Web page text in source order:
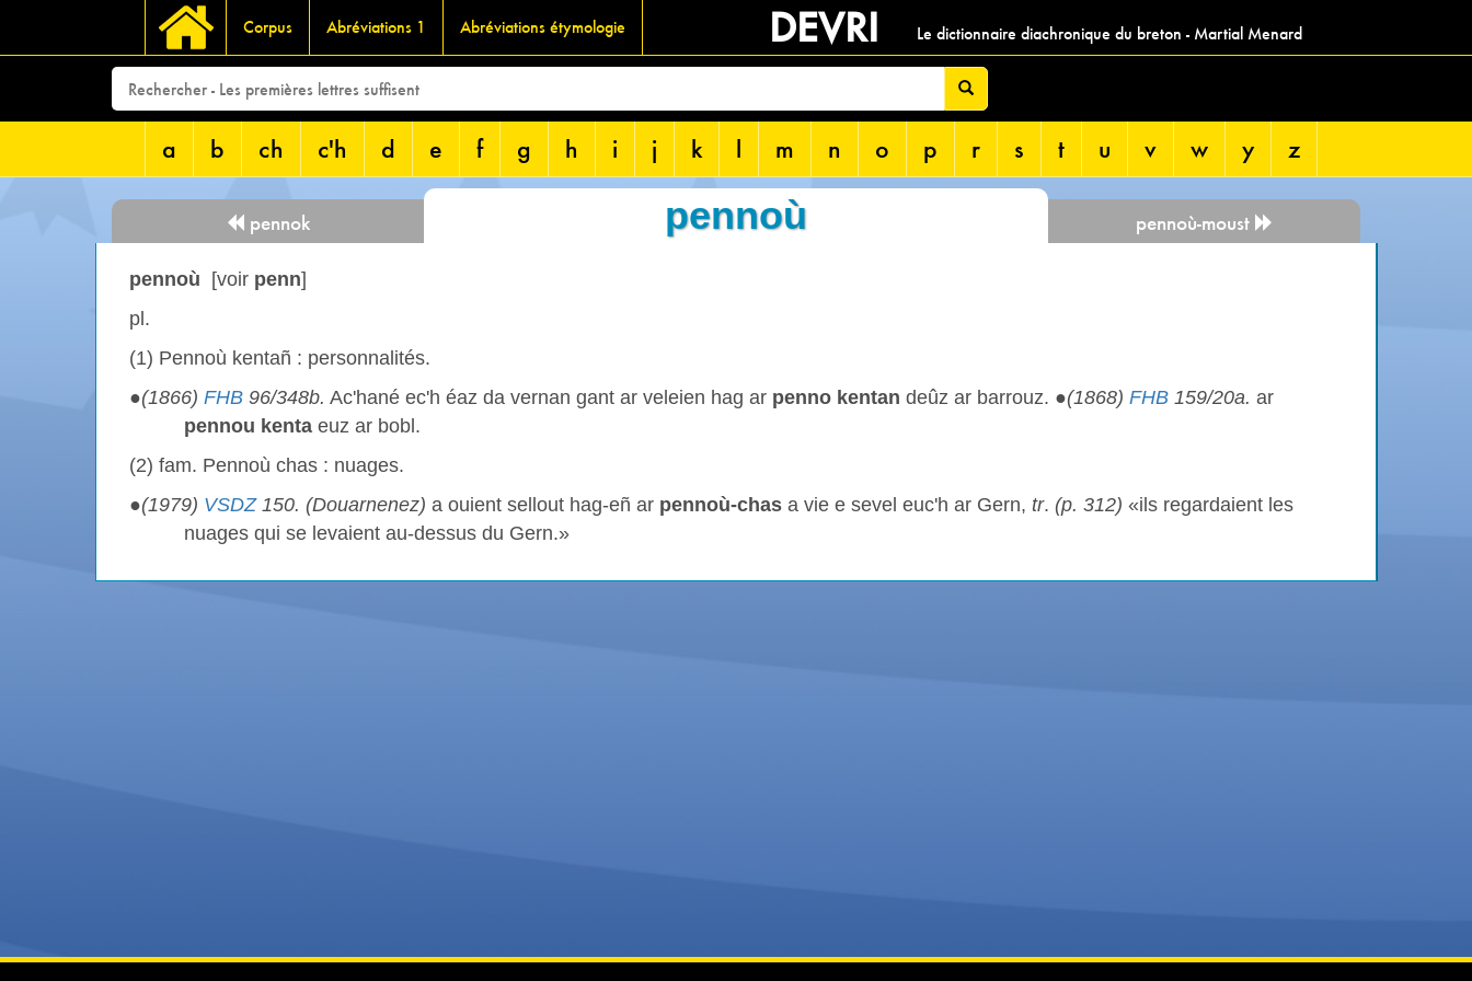
Corpus Abréviations 1 Abréviations étymologie DEVRI Le dictionnaire diachronique du breton - Martial Menard
a b ch c'h d e f g h i j k l m n o p r s t u v w y z
pennok pennoù pennoù-moust
pennoù [voir penn]
pl.
(1) Pennoù kentañ : personnalités.
●(1866) FHB 96/348b. Ac'hané ec'h éaz da vernan gant ar veleien hag ar penno kentan deûz ar barrouz. ●(1868) FHB 159/20a. ar
pennou kenta euz ar bobl.
(2) fam. Pennoù chas : nuages.
●(1979) VSDZ150. (Douarnenez) a ouient sellout hag-eñ ar pennoù-chas a vie e sevel euc'h ar Gern, tr. (p. 312) «ils regardaient les
nuages qui se levaient au-dessus du Gern.»